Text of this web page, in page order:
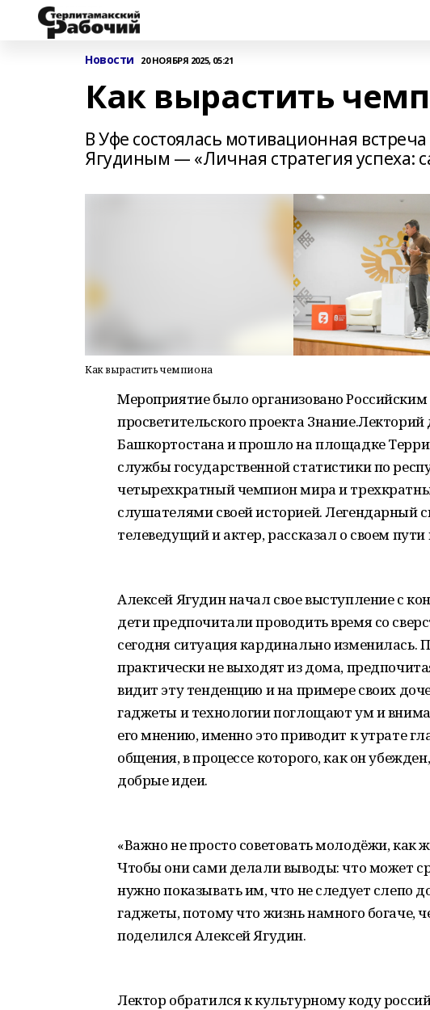
Новости 20 НОЯБРЯ 2025, 05:21
Как вырастить
В Уфе состоялась мотивационная
Ягудиным — «Личная стратегия успеха:
Как вырастить чемпиона
Мероприятие было организовано
просветительского проекта
Башкортостана и прошло на площадке
службы государственной статистики по
четырехкратный чемпион мира и
слушателями своей историей. Легендарный
телеведущий и актер, рассказал о своем
Алексей Ягудин начал свое выступление с
дети предпочитали проводить время со
сегодня ситуация кардинально
практически не выходят из дома,
видит эту тенденцию и на примере своих
гаджеты и технологии поглощают ум и
его мнению, именно это приводит к утрате
общения, в процессе которого, как он
добрые идеи.
«Важно не просто советовать молодёжи, как
Чтобы они сами делали выводы: что может
нужно показывать им, что не следует слепо
гаджеты, потому что жизнь намного богаче,
поделился Алексей Ягудин.
Лектор обратился к культурному коду